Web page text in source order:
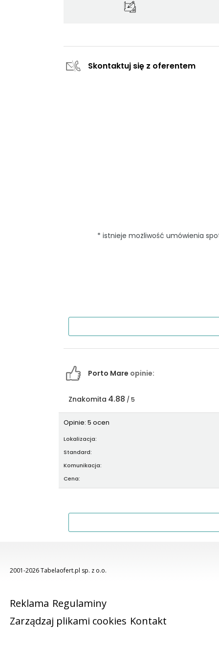
Skontaktuj się z oferentem
* istnieje możliwość umówienia
Porto Mare opinie:
Znakomita 4.88 / 5
Opinie: 5 ocen
Lokalizacja:
Standard:
Komunikacja:
Cena:
2001-2026 Tabelaofert.pl sp. z o.o.
Reklama Regulaminy
Zarządzaj plikami cookies Kontakt